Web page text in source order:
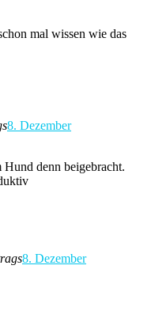
mal wissen wie das
8. Dezember
denn beigebracht.
8. Dezember